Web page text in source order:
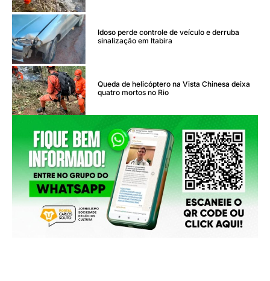
Idoso perde controle de veículo e derruba
sinalização em Itabira
Queda de helicóptero na Vista Chinesa deixa
quatro mortos no Rio